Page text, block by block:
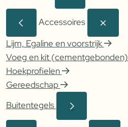
Accessoires
Lijm, Egaline en voorstrijk
Voeg en kit (cementgebonden)
Hoekprofielen
Gereedschap
Buitentegels